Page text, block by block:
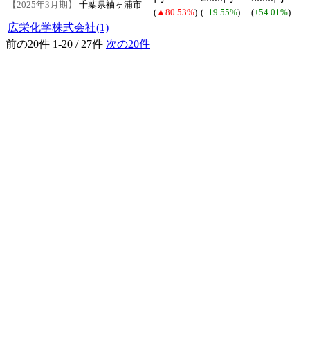
【2025年3月期】 千葉県袖ヶ浦市
( ▲80.53%) (+19.55%) (+54.01%)
広栄化学株式会社(1)
前の20件 1-20 / 27件 次の20件